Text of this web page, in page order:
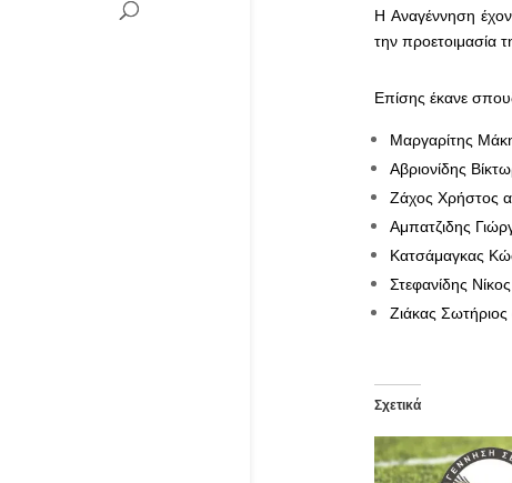
Η Αναγέννηση
την προετοιμασία
Επίσης έκανε
Μαργαρίτης
Αβριονίδης
Ζάχος Χρήστος
Αμπατζιδης
Κατσάμαγκας
Στεφανίδης
Ζιάκας
Σχετικά